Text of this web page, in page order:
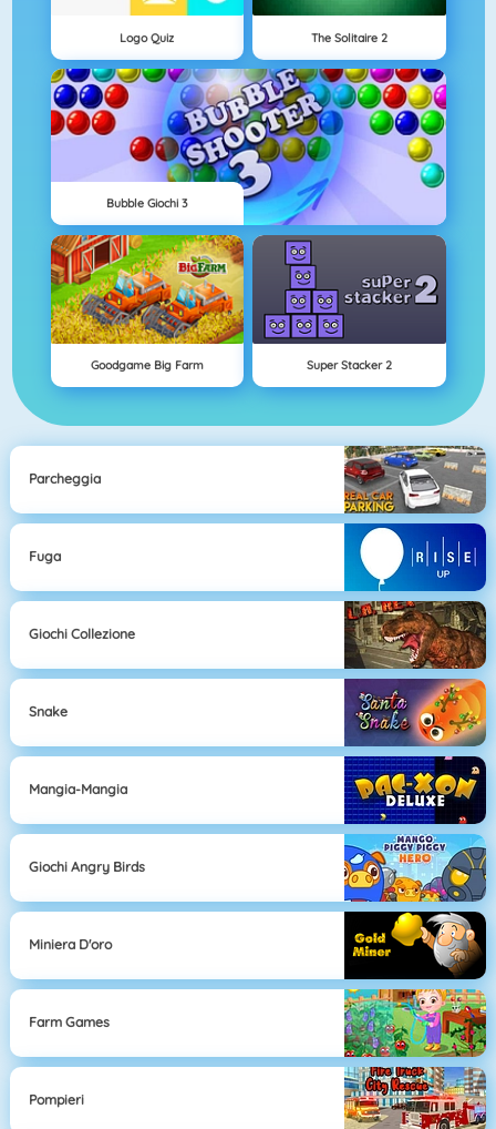
Logo Quiz The Solitaire 2
Bubble Giochi 3
Goodgame Big Farm Super Stacker 2
Parcheggia
Fuga
Giochi Collezione
Snake
Mangia-Mangia
Giochi Angry Birds
Miniera D'oro
Farm Games
Pompieri